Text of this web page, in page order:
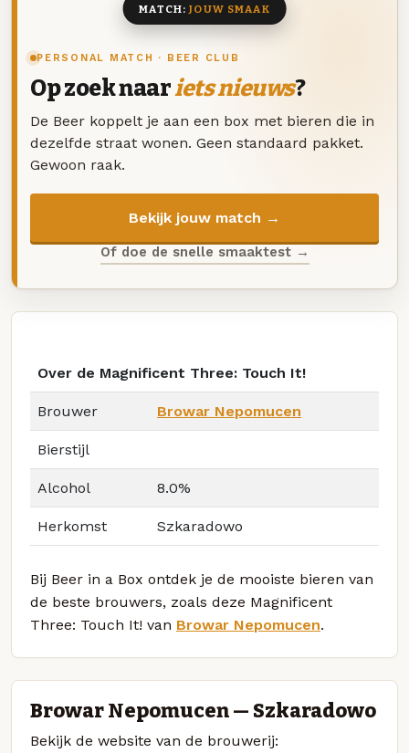
PERSONAL MATCH · BEER CLUB
Op zoek naariets nieuws?
De Beer koppelt je aan een box met bieren die in
dezelfde straat wonen. Geen standaard pakket.
Gewoon raak.
Bekijk jouw match →
Of doe de snelle smaaktest →
MATCH:JOUW SMAAK
Over de Magnificent Three: Touch It!
Brouwer Browar Nepomucen
Bierstijl
Alcohol 8.0%
Herkomst Szkaradowo
Bij Beer in a Box ontdek je de mooiste bieren van
de beste brouwers, zoals deze Magnificent
Three: Touch It! van Browar Nepomucen.
Browar Nepomucen — Szkaradowo
Bekijk de website van de brouwerij: